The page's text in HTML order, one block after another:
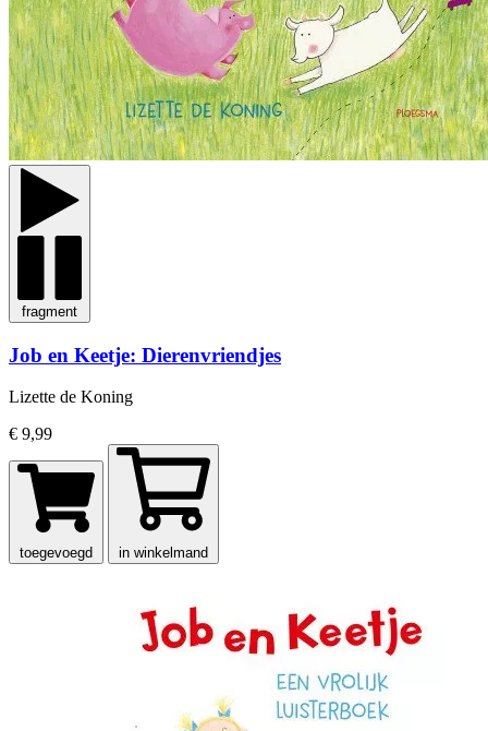
fragment
Job en Keetje: Dierenvriendjes
Lizette de Koning
€ 9,99
toegevoegd in winkelmand